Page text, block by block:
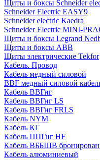
Щиты и боксы Schneider
Schneider Electric EASY9
Schneider electric Kaedra
Schneider Electric MINI-
Щиты и боксы Legrand
Щиты и боксы ABB
Щиты электрические Tekfor
Кабель. Провод
Кабель медный силовой
ВВГ медный силовой
Кабель ВВГнг
Кабель ВВГнг LS
Кабель ВВГнг FRLS
Кабель NYM
Кабель КГ
Кабель ППГнг HF
Кабель ВББШВ
Кабель алюминиевый